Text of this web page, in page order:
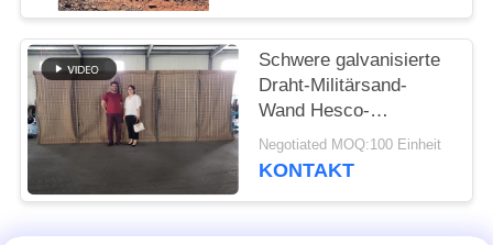
Schwere galvanisierte
Draht-Militärsand-
Wand Hesco-
Verteidigungs-Sperren
Negotiated MOQ:100 Einheit
KONTAKT